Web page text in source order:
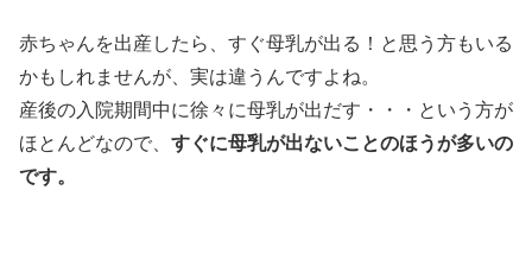
赤ちゃんを出産したら、すぐ母乳が出る！と思う方もいる
かもしれませんが、実は違うんですよね。
産後の入院期間中に徐々に母乳が出だす・・・という方が
ほとんどなので、 すぐに母乳が出ないことのほうが多いの
です。